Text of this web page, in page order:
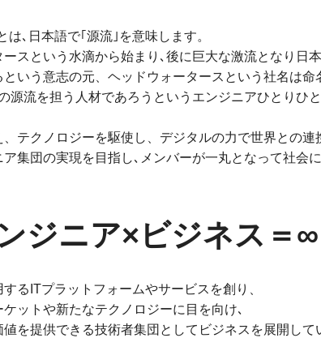
は､日本語で｢源流｣を意味します。
スという水滴から始まり､後に巨大な激流となり日
いう意志の元、ヘッドウォータースという社名は命
源流を担う人材であろうというエンジニアひとりひ
、テクノロジーを駆使し、デジタルの力で世界との連
集団の実現を目指し､メンバーが一丸となって社会
ンジニア×ビジネス＝∞
るITプラットフォームやサービスを創り、
ットや新たなテクノロジーに目を向け､
を提供できる技術者集団としてビジネスを展開して